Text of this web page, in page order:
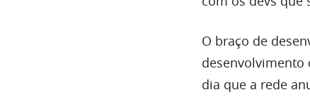
O braço de
desenvolvimento
dia que a rede